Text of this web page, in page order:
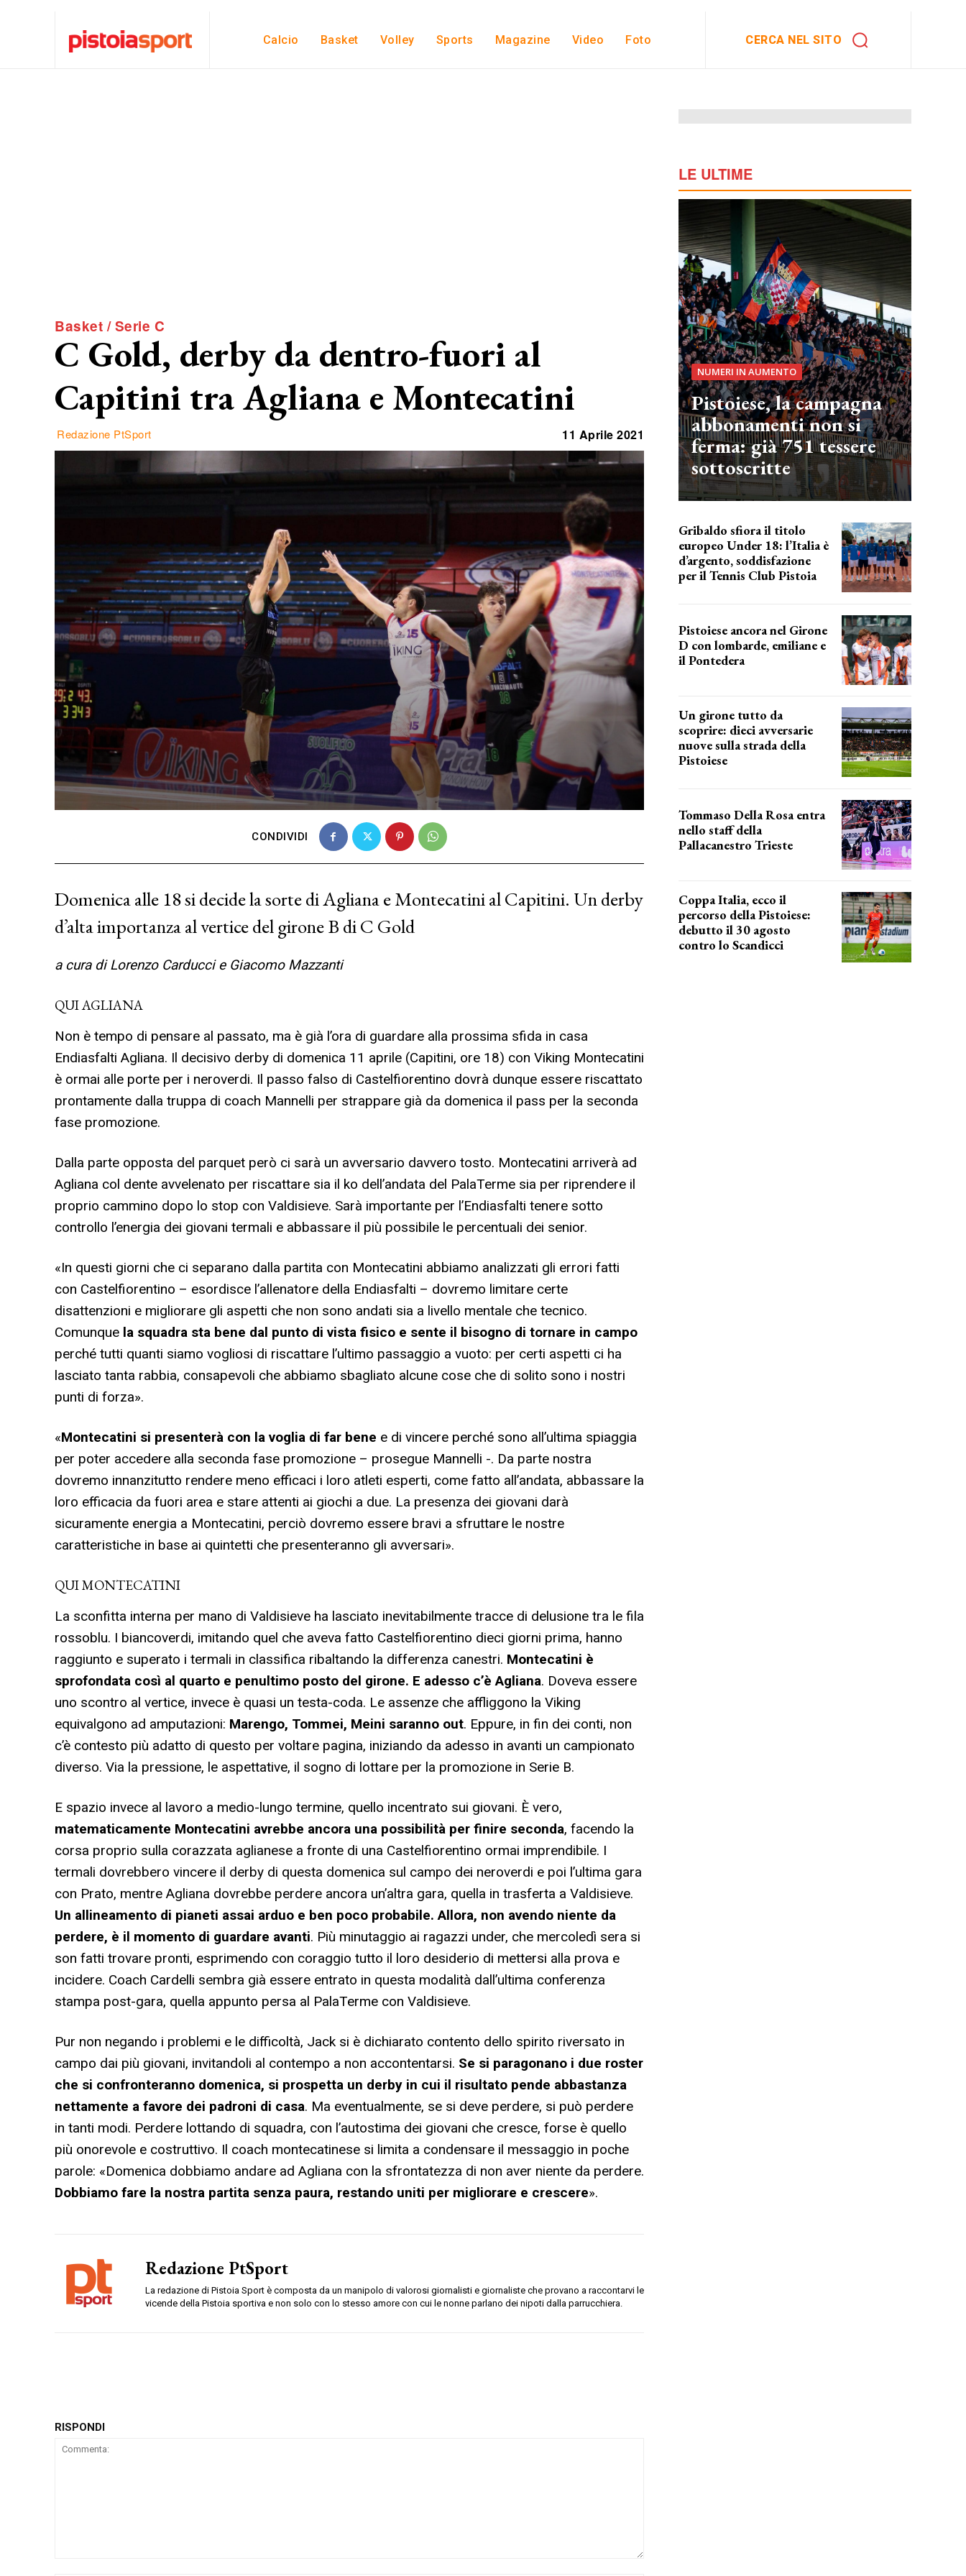
Calcio Basket Volley Sports Magazine Video Foto CERCA NEL SITO
Basket / Serie C
C Gold, derby da dentro-fuori al
Capitini tra Agliana e Montecatini
Redazione PtSport 11 Aprile 2021
CONDIVIDI
Domenica alle 18 si decide la sorte di Agliana e Montecatini al Capitini. Un derby
d’alta importanza al vertice del girone B di C Gold
a cura di Lorenzo Carducci e Giacomo Mazzanti
QUI AGLIANA
Non è tempo di pensare al passato, ma è già l’ora di guardare alla prossima sfida in casa
Endiasfalti Agliana. Il decisivo derby di domenica 11 aprile (Capitini, ore 18) con Viking Montecatini
è ormai alle porte per i neroverdi. Il passo falso di Castelfiorentino dovrà dunque essere riscattato
prontamente dalla truppa di coach Mannelli per strappare già da domenica il pass per la seconda
fase promozione.
Dalla parte opposta del parquet però ci sarà un avversario davvero tosto. Montecatini arriverà ad
Agliana col dente avvelenato per riscattare sia il ko dell’andata del PalaTerme sia per riprendere il
proprio cammino dopo lo stop con Valdisieve. Sarà importante per l’Endiasfalti tenere sotto
controllo l’energia dei giovani termali e abbassare il più possibile le percentuali dei senior.
«In questi giorni che ci separano dalla partita con Montecatini abbiamo analizzati gli errori fatti
con Castelfiorentino – esordisce l’allenatore della Endiasfalti – dovremo limitare certe
disattenzioni e migliorare gli aspetti che non sono andati sia a livello mentale che tecnico.
Comunque la squadra sta bene dal punto di vista fisico e sente il bisogno di tornare in campo
perché tutti quanti siamo vogliosi di riscattare l’ultimo passaggio a vuoto: per certi aspetti ci ha
lasciato tanta rabbia, consapevoli che abbiamo sbagliato alcune cose che di solito sono i nostri
punti di forza».
«Montecatini si presenterà con la voglia di far bene e di vincere perché sono all’ultima spiaggia
per poter accedere alla seconda fase promozione – prosegue Mannelli -. Da parte nostra
dovremo innanzitutto rendere meno efficaci i loro atleti esperti, come fatto all’andata, abbassare la
loro efficacia da fuori area e stare attenti ai giochi a due. La presenza dei giovani darà
sicuramente energia a Montecatini, perciò dovremo essere bravi a sfruttare le nostre
caratteristiche in base ai quintetti che presenteranno gli avversari».
QUI MONTECATINI
La sconfitta interna per mano di Valdisieve ha lasciato inevitabilmente tracce di delusione tra le fila
rossoblu. I biancoverdi, imitando quel che aveva fatto Castelfiorentino dieci giorni prima, hanno
raggiunto e superato i termali in classifica ribaltando la differenza canestri. Montecatini è
sprofondata così al quarto e penultimo posto del girone. E adesso c’è Agliana. Doveva essere
uno scontro al vertice, invece è quasi un testa-coda. Le assenze che affliggono la Viking
equivalgono ad amputazioni: Marengo, Tommei, Meini saranno out. Eppure, in fin dei conti, non
c’è contesto più adatto di questo per voltare pagina, iniziando da adesso in avanti un campionato
diverso. Via la pressione, le aspettative, il sogno di lottare per la promozione in Serie B.
E spazio invece al lavoro a medio-lungo termine, quello incentrato sui giovani. È vero,
matematicamente Montecatini avrebbe ancora una possibilità per finire seconda, facendo la
corsa proprio sulla corazzata aglianese a fronte di una Castelfiorentino ormai imprendibile. I
termali dovrebbero vincere il derby di questa domenica sul campo dei neroverdi e poi l’ultima gara
con Prato, mentre Agliana dovrebbe perdere ancora un’altra gara, quella in trasferta a Valdisieve.
Un allineamento di pianeti assai arduo e ben poco probabile. Allora, non avendo niente da
perdere, è il momento di guardare avanti. Più minutaggio ai ragazzi under, che mercoledì sera si
son fatti trovare pronti, esprimendo con coraggio tutto il loro desiderio di mettersi alla prova e
incidere. Coach Cardelli sembra già essere entrato in questa modalità dall’ultima conferenza
stampa post-gara, quella appunto persa al PalaTerme con Valdisieve.
Pur non negando i problemi e le difficoltà, Jack si è dichiarato contento dello spirito riversato in
campo dai più giovani, invitandoli al contempo a non accontentarsi. Se si paragonano i due roster
che si confronteranno domenica, si prospetta un derby in cui il risultato pende abbastanza
nettamente a favore dei padroni di casa. Ma eventualmente, se si deve perdere, si può perdere
in tanti modi. Perdere lottando di squadra, con l’autostima dei giovani che cresce, forse è quello
più onorevole e costruttivo. Il coach montecatinese si limita a condensare il messaggio in poche
parole: «Domenica dobbiamo andare ad Agliana con la sfrontatezza di non aver niente da perdere.
Dobbiamo fare la nostra partita senza paura, restando uniti per migliorare e crescere».
Redazione PtSport
La redazione di Pistoia Sport è composta da un manipolo di valorosi giornalisti e giornaliste che provano a raccontarvi le
vicende della Pistoia sportiva e non solo con lo stesso amore con cui le nonne parlano dei nipoti dalla parrucchiera.
RISPONDI
LE ULTIME
NUMERI IN AUMENTO
Pistoiese, la campagna
abbonamenti non si
ferma: già 751 tessere
sottoscritte
Gribaldo sfiora il titolo
europeo Under 18: l’Italia è
d’argento, soddisfazione
per il Tennis Club Pistoia
Pistoiese ancora nel Girone
D con lombarde, emiliane e
il Pontedera
Un girone tutto da
scoprire: dieci avversarie
nuove sulla strada della
Pistoiese
Tommaso Della Rosa entra
nello staff della
Pallacanestro Trieste
Coppa Italia, ecco il
percorso della Pistoiese:
debutto il 30 agosto
contro lo Scandicci